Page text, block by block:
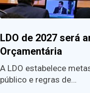
LDO de 2027 será
Orçamentária
A LDO estabelece
público e regras de…